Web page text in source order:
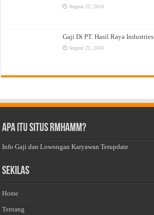
August 22, 2024
Gaji Di PT. Hasil Raya Industries
August 22, 2024
Apa Itu Situs Rmhamm?
Info Gaji dan Lowongan Karyawan Terupdate
Sekilas
Home
Tentang